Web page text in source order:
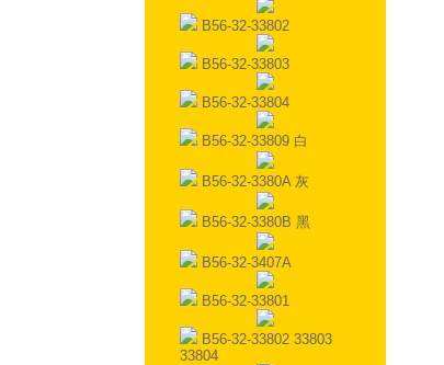
B56-32-33802
B56-32-33803
B56-32-33804
B56-32-33809 白
B56-32-3380A 灰
B56-32-3380B 黑
B56-32-3407A
B56-32-33801
B56-32-33802 33803
33804